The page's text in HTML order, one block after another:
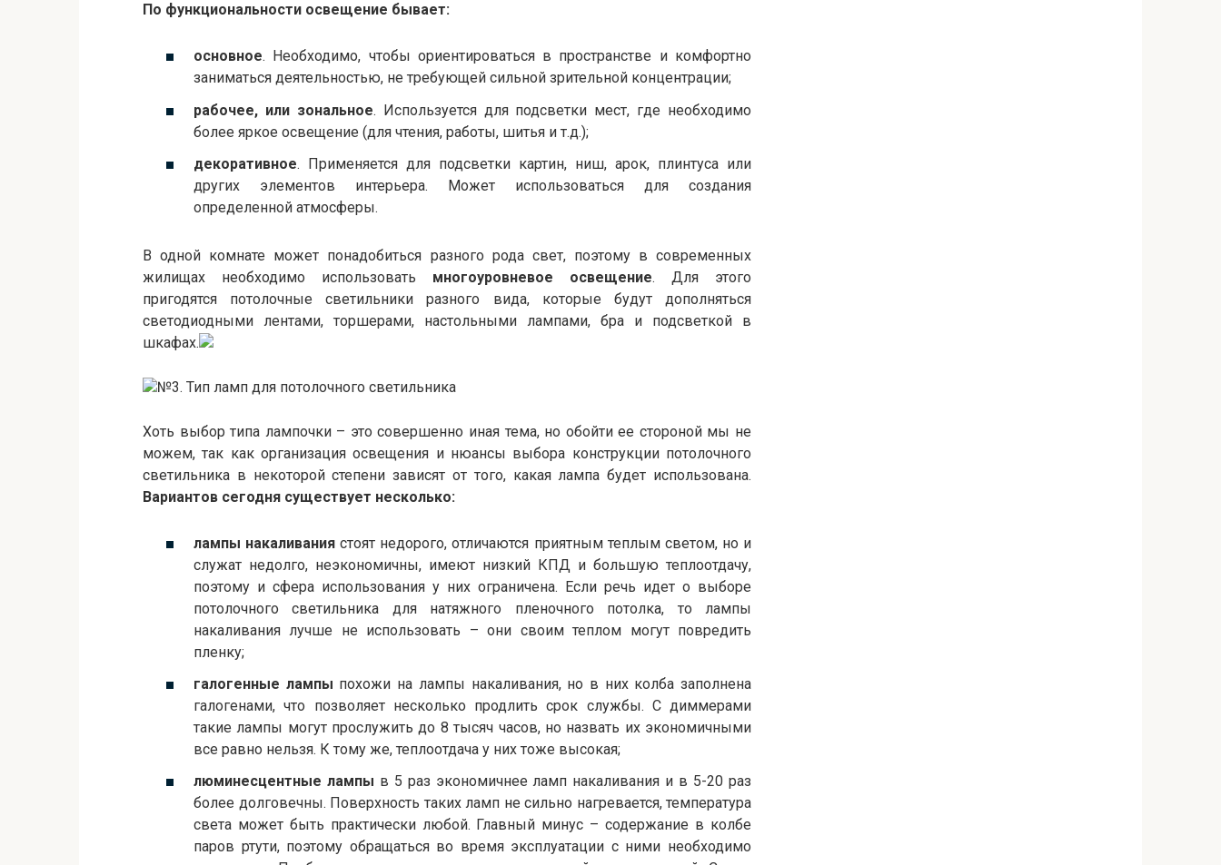
По функциональности освещение бывает:
основное. Необходимо, чтобы ориентироваться в пространстве и комфортно
заниматься деятельностью, не требующей сильной зрительной концентрации;
рабочее, или зональное. Используется для подсветки мест, где необходимо
более яркое освещение (для чтения, работы, шитья и т.д.);
декоративное. Применяется для подсветки картин, ниш, арок, плинтуса или
других элементов интерьера. Может использоваться для создания
определенной атмосферы.
В одной комнате может понадобиться разного рода свет, поэтому в современных
жилищах необходимо использовать многоуровневое освещение. Для этого
пригодятся потолочные светильники разного вида, которые будут дополняться
светодиодными лентами, торшерами, настольными лампами, бра и подсветкой в
шкафах.
№3. Тип ламп для потолочного светильника
Хоть выбор типа лампочки – это совершенно иная тема, но обойти ее стороной мы не
можем, так как организация освещения и нюансы выбора конструкции потолочного
светильника в некоторой степени зависят от того, какая лампа будет использована.
Вариантов сегодня существует несколько:
лампы накаливания стоят недорого, отличаются приятным теплым светом, но и
служат недолго, неэкономичны, имеют низкий КПД и большую теплоотдачу,
поэтому и сфера использования у них ограничена. Если речь идет о выборе
потолочного светильника для натяжного пленочного потолка, то лампы
накаливания лучше не использовать – они своим теплом могут повредить
пленку;
галогенные лампы похожи на лампы накаливания, но в них колба заполнена
галогенами, что позволяет несколько продлить срок службы. С диммерами
такие лампы могут прослужить до 8 тысяч часов, но назвать их экономичными
все равно нельзя. К тому же, теплоотдача у них тоже высокая;
люминесцентные лампы в 5 раз экономичнее ламп накаливания и в 5-20 раз
более долговечны. Поверхность таких ламп не сильно нагревается, температура
света может быть практически любой. Главный минус – содержание в колбе
паров ртути, поэтому обращаться во время эксплуатации с ними необходимо